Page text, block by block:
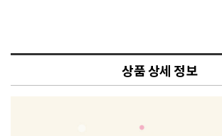
상품 상세 정보